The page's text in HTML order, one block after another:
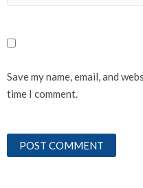
Save my name, email, and
time I comment.